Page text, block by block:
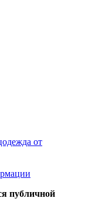
от
публичной